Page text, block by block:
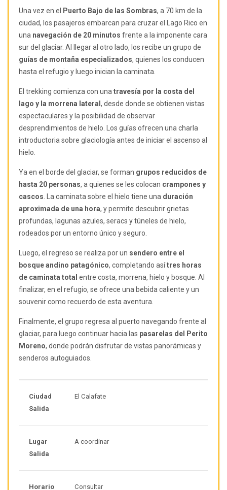
Una vez en el Puerto Bajo de las Sombras, a 70 km de la
ciudad, los pasajeros embarcan para cruzar el Lago Rico en
una navegación de 20 minutos frente a la imponente cara
sur del glaciar. Al llegar al otro lado, los recibe un grupo de
guías de montaña especializados, quienes los conducen
hasta el refugio y luego inician la caminata.
El trekking comienza con una travesía por la costa del
lago y la morrena lateral , desde donde se obtienen vistas
espectaculares y la posibilidad de observar
desprendimientos de hielo. Los guías ofrecen una charla
introductoria sobre glaciología antes de iniciar el ascenso al
hielo.
Ya en el borde del glaciar, se forman grupos reducidos de
hasta 20 personas, a quienes se les colocan crampones y
cascos . La caminata sobre el hielo tiene una duración
aproximada de una hora, y permite descubrir grietas
profundas, lagunas azules, seracs y túneles de hielo,
rodeados por un entorno único y seguro.
Luego, el regreso se realiza por un sendero entre el
bosque andino patagónico, completando asítres horas
de caminata total entre costa, morrena, hielo y bosque. Al
finalizar, en el refugio, se ofrece una bebida caliente y un
souvenir como recuerdo de esta aventura.
Finalmente, el grupo regresa al puerto navegando frente al
glaciar, para luego continuar hacia las pasarelas del Perito
Moreno, donde podrán disfrutar de vistas panorámicas y
senderos autoguiados.
Ciudad
Salida
El Calafate
Lugar
Salida
A coordinar
Horario Consultar